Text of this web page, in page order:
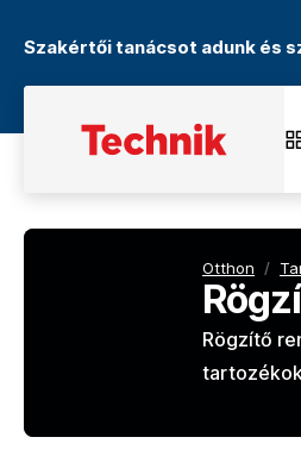
Szakértői tanácsot adunk és
Otthon /
Rögzítő